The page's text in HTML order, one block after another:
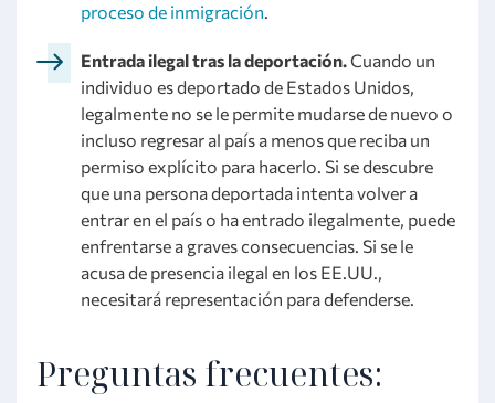
proceso de inmigración.
Entrada ilegal tras la deportación.Cuando un
individuo es deportado de Estados Unidos,
legalmente no se le permite mudarse de nuevo o
incluso regresar al país a menos que reciba un
permiso explícito para hacerlo. Si se descubre
que una persona deportada intenta volver a
entrar en el país o ha entrado ilegalmente, puede
enfrentarse a graves consecuencias. Si se le
acusa de presencia ilegal en los EE.UU.,
necesitará representación para defenderse.
Preguntas frecuentes: